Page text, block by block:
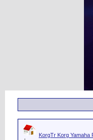
KorgTr Korg Yamaha